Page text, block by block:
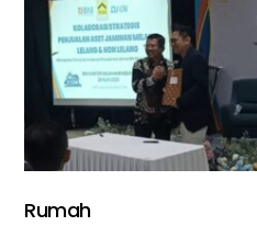
Rumah